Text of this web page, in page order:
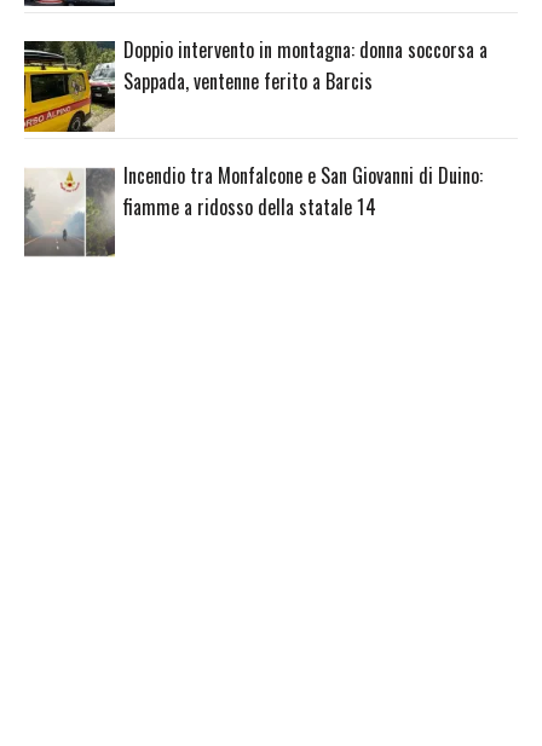
Doppio intervento in montagna: donna soccorsa a
Sappada, ventenne ferito a Barcis
Incendio tra Monfalcone e San Giovanni di Duino:
fiamme a ridosso della statale 14